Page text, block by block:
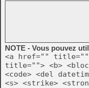
NOTE - Vous pouvez
<a href=""
title=""> <b>
<code> <del
<s> <strike>